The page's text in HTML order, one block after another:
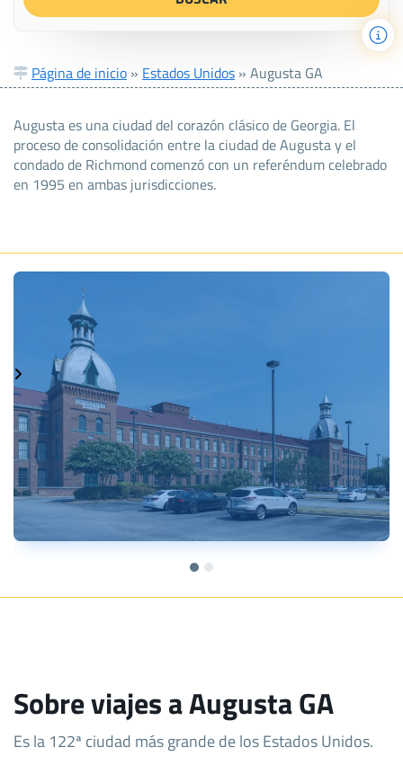
Página de inicio » Estados Unidos » Augusta GA
Augusta es una ciudad del corazón clásico de Georgia. El
proceso de consolidación entre la ciudad de Augusta y el
condado de Richmond comenzó con un referéndum celebrado
en 1995 en ambas jurisdicciones.
Sobre viajes a Augusta GA
Es la 122ª ciudad más grande de los Estados Unidos.